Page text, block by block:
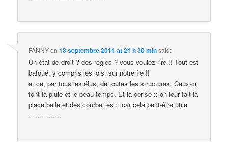
FANNYon13 septembre 2011 at 21 h 30 minsaid:
Un état de droit ? des règles ? vous voulez rire !! Tout est
bafoué, y compris les lois, sur notre île !!
et ce, par tous les élus, de toutes les structures. Ceux-ci
font la pluie et le beau temps. Et la cerise :: on leur fait la
place belle et des courbettes :: car cela peut-être utile
……………